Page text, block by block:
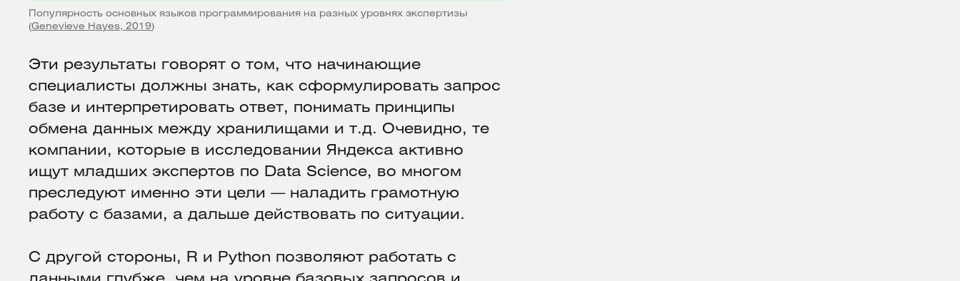
Популярность основных языков программирования на разных уровнях экспертизы
(Genevieve Hayes, 2019)
Эти результаты говорят о том, что начинающие
специалисты должны знать, как сформулировать запрос
базе и интерпретировать ответ, понимать принципы
обмена данных между хранилищами и т.д. Очевидно, те
компании, которые в исследовании Яндекса активно
ищут младших экспертов по Data Science, во многом
преследуют именно эти цели — наладить грамотную
работу с базами, а дальше действовать по ситуации.
С другой стороны, R и Python позволяют работать с